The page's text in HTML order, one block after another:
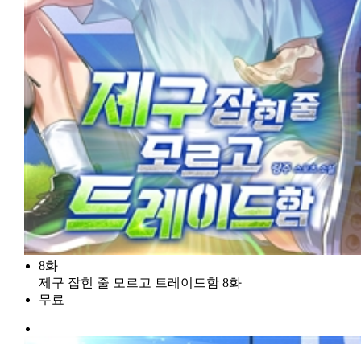
8화
제구 잡힌 줄 모르고 트레이드함 8화
무료